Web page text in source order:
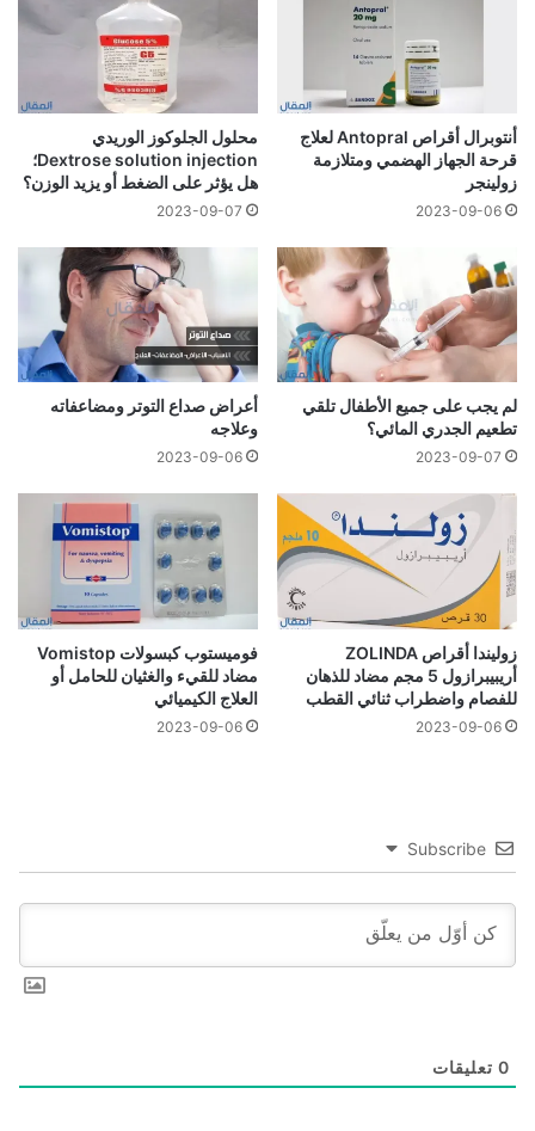
أنتوبرال أقراص Antopral لعلاج
قرحة الجهاز الهضمي ومتلازمة
زولينجر
2023-09-06
محلول الجلوكوز الوريدي
Dextrose solution injection؛
هل يؤثر على الضغط أو يزيد الوزن؟
2023-09-07
لم يجب على جميع الأطفال تلقي
تطعيم الجدري المائي؟
2023-09-07
أعراض صداع التوتر ومضاعفاته
وعلاجه
2023-09-06
زوليندا أقراص ZOLINDA
أريبيبرازول 5 مجم مضاد للذهان
للفصام واضطراب ثنائي القطب
2023-09-06
فوميستوب كبسولات Vomistop
مضاد للقيء والغثيان للحامل أو
العلاج الكيميائي
2023-09-06
Subscribe
0 تعليقات